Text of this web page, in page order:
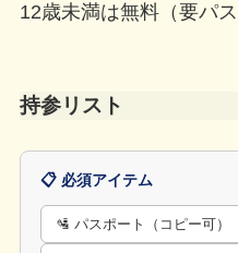
12歳未満は無料（要パ
持参リスト
📋 必須アイテム
🛂 パスポート（コピー可）